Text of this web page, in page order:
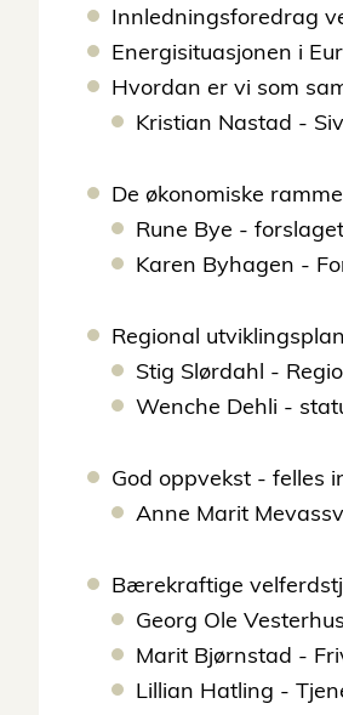
Innledningsforedrag
Energisituasjonen i
Hvordan er vi som
Kristian Nastad -
De økonomiske
Rune Bye -
Karen Byhagen -
Regional
Stig Slørdahl -
Wenche Dehli -
God oppvekst - felles
Anne Marit
Bærekraftige
Georg Ole
Marit Bjørnstad -
Lillian Hatling -